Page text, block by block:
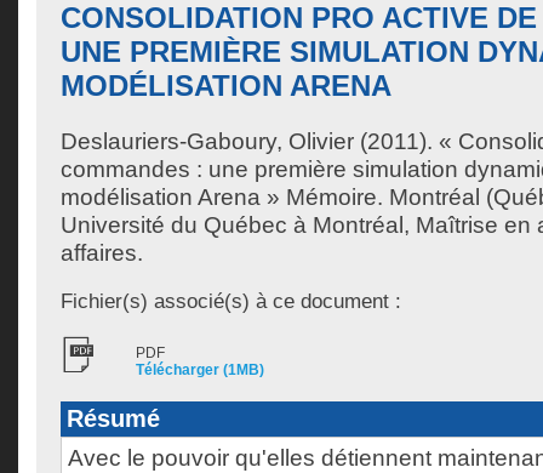
CONSOLIDATION PRO ACTIVE
UNE PREMIÈRE SIMULATION
MODÉLISATION ARENA
Deslauriers-Gaboury, Olivier (2011). «
commandes : une première simulation
modélisation Arena » Mémoire. Montréal
Université du Québec à Montréal, Maîtrise en
affaires.
Fichier(s) associé(s) à ce document :
PDF
Télécharger (1MB)
Résumé
Avec le pouvoir qu'elles détiennent